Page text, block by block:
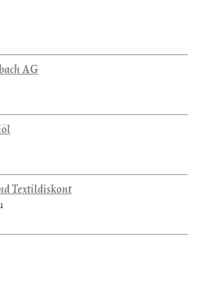
AG
Textildiskont